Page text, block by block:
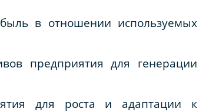
в отношении используемых
предприятия для генерации
для роста и адаптации к